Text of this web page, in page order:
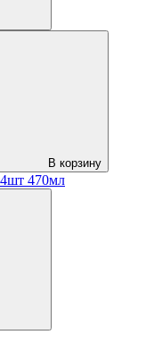
В корзину